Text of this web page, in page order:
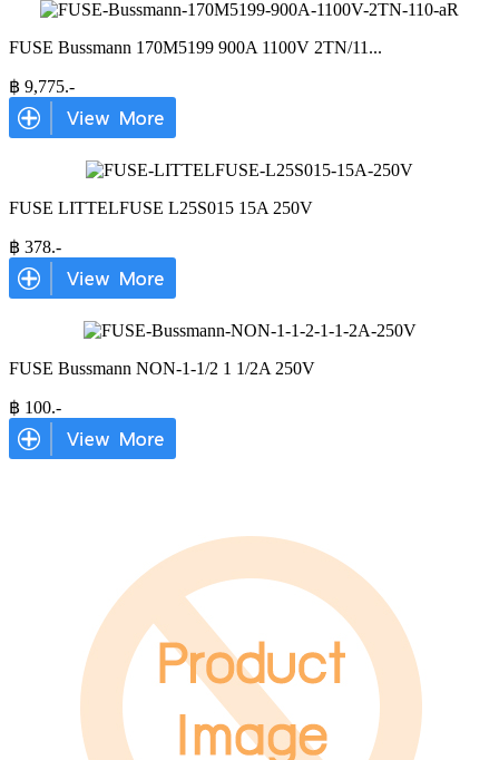
FUSE Bussmann 170M5199 900A 1100V 2TN/11 ...
฿ 9,775.-
FUSE LITTELFUSE L25S015 15A 250V
฿ 378.-
FUSE Bussmann NON-1-1/2 1 1/2A 250V
฿ 100.-